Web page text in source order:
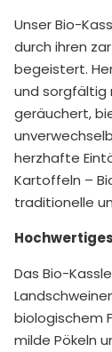
Unser Bio-
durch ihren
begeistert.
und sorgfältig
geräuchert,
herzhafte
Kartoffeln –
traditionelle
Das Bio-
biologischem
milde Pökeln